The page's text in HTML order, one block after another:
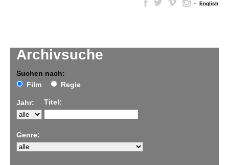
– English
Archivsuche
Suchen nach:
Film
Regie
Jahr: Titel:
Genre: